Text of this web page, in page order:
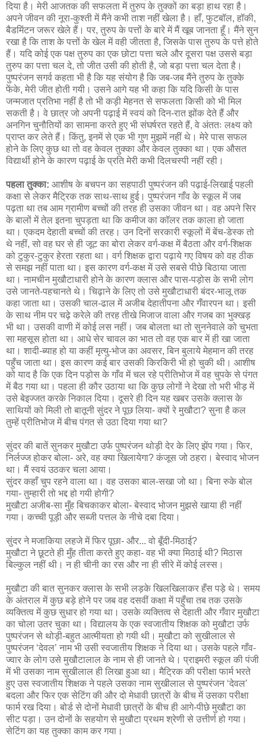
दिया है। मेरी आजतक की सफलता में तुरुप के तुक्कों का बड़ा हाथ रहा है।
अपने जीवन की नूरा-कुश्ती में मैंने कभी ताश नहीं खेला है। हाँ, फुटबॉल, हॉकी,
बैडमिंटन जरूर खेले हैं। पर, तुरुप के पत्तों के बारे में मैं खूब जानता हूँ। मैंने सुन
रखा है कि ताश के पत्तों के खेल में वही जीतता है, जिसके पास तुरुप के पत्ते होते
हैं। यदि कोई एक पक्ष तुरुप का एक छोटा पत्ता चले और दूसरा पक्ष उससे बड़ा
तुरुप का पत्ता चल दे, तो जीत उसी की होती है, जो बड़ा पत्ता चल देता है।
पुष्परंजन सगर्व कहता भी है कि यह संयोग है कि जब-जब मैंने तुरुप के तुक्के
फेंके, मेरी जीत होती गयी। उसने आगे यह भी कहा कि यदि किसी के पास
जन्मजात प्रतिभा नहीं है तो भी कड़ी मेहनत से सफलता किसी को भी मिल
सकती है। वे छात्र जो अपनी पढ़ाई में स्वयं को दिन-रात झोंक देते हैं और
अनगिन चुनौतियों का सामना करते हुए भी संघर्षरत रहते हैं, वे अंततः लक्ष्य को
प्राप्त कर लेते हैं। किंतु, इनमें से एक भी गुण मुझमें नहीं थे। मेरे पास सफल
होने के लिए कुछ था तो वह केवल तुक्का और केवल तुक्का था। एक औसत
विद्यार्थी होने के कारण पढ़ाई के प्रति मेरी कभी दिलचस्पी नहीं रही।
पहला तुक्का: आशीष के बचपन का सहपाठी पुष्परंजन की पढ़ाई-लिखाई पहली
कक्षा से लेकर मैट्रिक तक साथ-साथ हुई। पुष्परंजन गाँव के स्कूल में जब
पढ़ता था तब आम ग्रामीण बच्चों की तरह ही उसका जीवन था। वह अपने सिर
के बालों में तेल इतना चुपड़ता था कि कमीज का कॉलर तक काला हो जाता
था। एकदम देहाती बच्चों की तरह। उन दिनों सरकारी स्कूलों में बेंच-डेस्क तो
थे नहीं, सो वह घर से ही जूट का बोरा लेकर वर्ग-कक्ष में बैठता और वर्ग-शिक्षक
को टुकुर-टुकुर हेरता रहता था। वर्ग शिक्षक द्वारा पढ़ाये गए विषय को वह ठीक
से समझ नहीं पाता था। इस कारण वर्ग-कक्ष में उसे सबसे पीछे बिठाया जाता
था। नामचीन मुखौटाधारी होने के कारण क्लास और पास-पड़ोस के सभी लोग
उसे जानते-पहचानते थे। चिढ़ाने के लिए तो उसे मुखौटाधारी बंदर-भालू तक
कहा जाता था। उसकी चाल-ढाल में अजीब देहातीपना और गँवारपन था। इसी
के साथ नीम पर चढ़े करेले की तरह तीखे मिजाज वाला और गजब का भुक्खड़
भी था। उसकी वाणी में कोई लस नहीं। जब बोलता था तो सुननेवाले को चुभता
सा महसूस होता था। आधे सेर चावल का भात तो वह एक बार में ही खा जाता
था। शादी-ब्याह हो या कहीं मृत्यु-भोज का अवसर, बिन बुलाये मेहमान की तरह
पहुँच जाता था। इस कारण कई बार उसकी किरकिरी भी हो चुकी थी। आशीष
को याद है कि एक दिन पड़ोस के गाँव में चल रहे प्रीतिभोज में वह चुपके से पंगत
में बैठ गया था। पहला ही कौर उठाया था कि कुछ लोगों ने देखा तो भरी भीड़ में
उसे बेइज्जत करके निकाल दिया। दूसरे ही दिन यह खबर उसके क्लास के
साथियों को मिली तो बातूनी सुंदर ने पूछ लिया- क्यों रे मुखौटा? सुना है कल
तुम्हें प्रीतिभोज में बीच पंगत से उठा दिया गया था?
सुंदर की बातें सुनकर मुखौटा उर्फ पुष्परंजन थोड़ी देर के लिए झेंप गया। फिर,
निर्लज्ज होकर बोला- अरे, वह क्या खिलायेगा? कंजूस जो ठहरा। बेस्वाद भोजन
था। मैं स्वयं उठकर चला आया।
सुंदर कहाँ चुप रहने वाला था। वह उसका बाल-सखा जो था। बिना रुके बोल
गया- तुम्हारी तो भद्द हो गयी होगी?
मुखौटा अजीब-सा मुँह बिचकाकर बोला- बेस्वाद भोजन मुझसे खाया ही नहीं
गया। कच्ची पूड़ी और सब्जी पत्तल के नीचे दबा दिया।
सुंदर ने मजाकिया लहजे में फिर पूछा- और... वो बूँदी-मिठाई?
मुखौटा ने छूटते ही मुँह तीता करते हुए कहा- वह भी क्या मिठाई थी? मिठास
बिल्कुल नहीं थी। न ही चीनी का रस और ना ही सीरे में कोई लस्स।
मुखौटा की बात सुनकर क्लास के सभी लड़के खिलखिलाकर हँस पड़े थे। समय
के अंतराल में कुछ बड़े होने पर जब वह दसवीं कक्षा में पहुँचा तब तक उसके
व्यक्तित्व में कुछ सुधार हो गया था। उसके व्यक्तित्व से देहाती और गँवार मुखौटा
का चोला उतर चुका था। विद्यालय के एक स्वजातीय शिक्षक को मुखौटा उर्फ
पुष्परंजन से थोड़ी-बहुत आत्मीयता हो गयी थी। मुखौटा को सुखीलाल से
पुष्परंजन ‘देवल’ नाम भी उसी स्वजातीय शिक्षक ने दिया था। उसके पहले गाँव-
ज्वार के लोग उसे मुखौटालाल के नाम से ही जानते थे। प्राइमरी स्कूल की पंजी
में भी उसका नाम सुखीलाल ही लिखा हुआ था। मैट्रिक की परीक्षा फार्म भरते
हुए उस स्वजातीय शिक्षक ने पहले उसका नाम सुखीलाल से पुष्परंजन ‘देवल’
बदला और फिर एक सेटिंग की और दो मेधावी छात्रों के बीच में उसका परीक्षा
फार्म रख दिया। बोर्ड से दोनों मेधावी छात्रों के बीच ही आगे-पीछे मुखौटा का
सीट पड़ा। उन दोनों के सहयोग से मुखौटा प्रथम श्रेणी से उत्तीर्ण हो गया।
सेटिंग का यह तुक्का काम कर गया।